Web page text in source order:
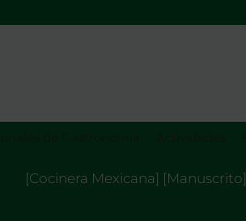
[Cocinera Mexicana] [Manuscrito]